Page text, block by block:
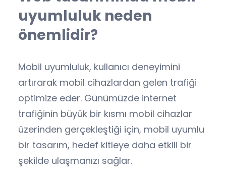
uyumluluk neden
önemlidir?
Mobil uyumluluk, kullanıcı deneyimini
artırarak mobil cihazlardan gelen trafiği
optimize eder. Günümüzde internet
trafiğinin büyük bir kısmı mobil cihazlar
üzerinden gerçekleştiği için, mobil uyumlu
bir tasarım, hedef kitleye daha etkili bir
şekilde ulaşmanızı sağlar.